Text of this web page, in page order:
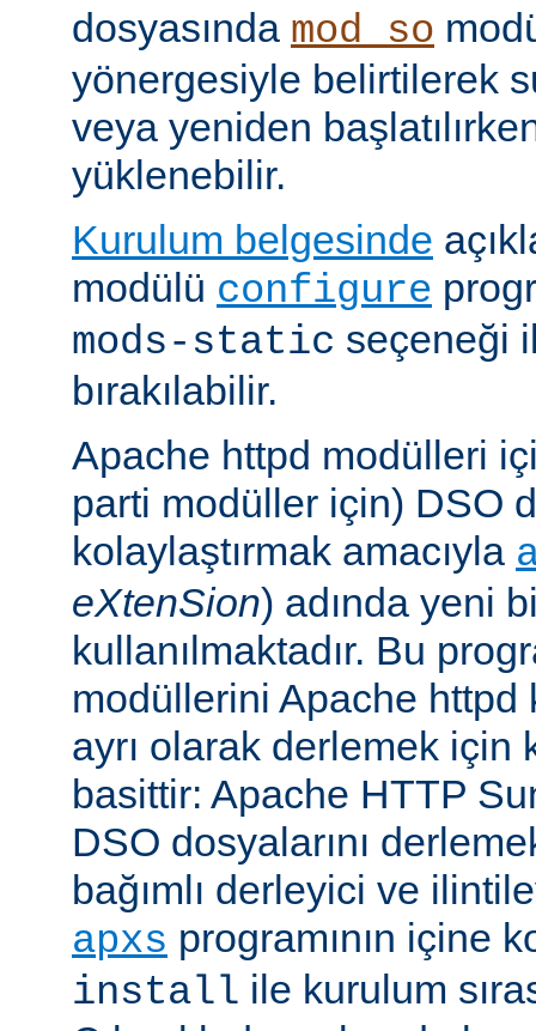
dosyasında mod_so
yönergesiyle belirtilerek
veya yeniden
yüklenebilir.
Kurulum belgesinde
modülü configure
mods-static seçeneği
bırakılabilir.
Apache httpd modülleri
parti modüller için) DSO
kolaylaştırmak amacıyla
eXtenSion) adında yeni
kullanılmaktadır. Bu
modüllerini Apache httpd
ayrı olarak derlemek için
basittir: Apache HTTP
DSO dosyalarını
bağımlı derleyici ve
apxs programının içine
install ile kurulum